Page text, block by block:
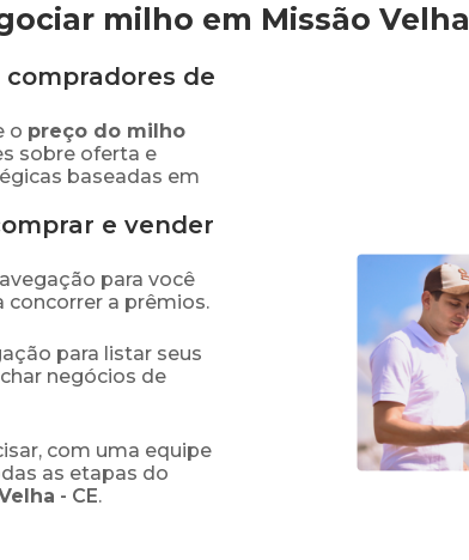
milho em Missão Velha
de
o preço do milho
sobre oferta e
baseadas em
e vender
para você
concorrer a prêmios.
para listar seus
negócios de
com uma equipe
as etapas do
- CE.